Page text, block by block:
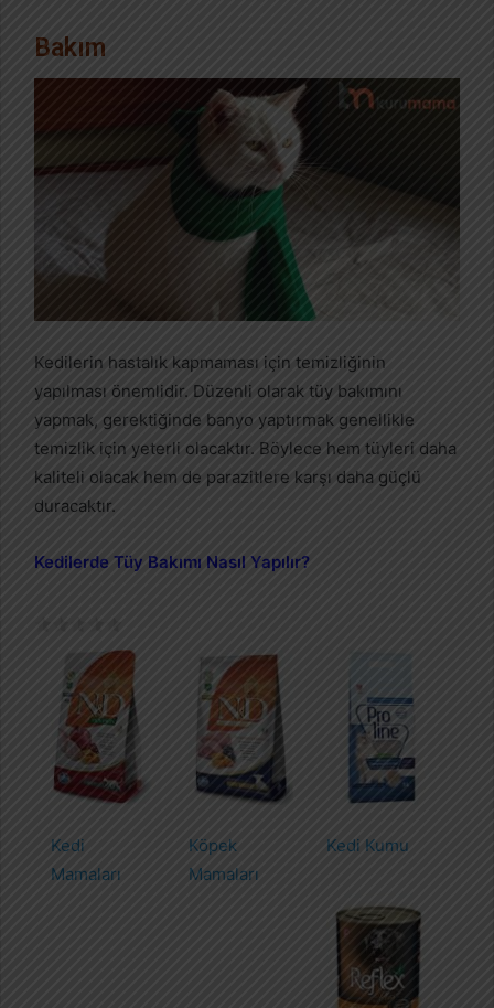
Bakım
Kedilerin hastalık kapmaması için temizliğinin
yapılması önemlidir. Düzenli olarak tüy bakımını
yapmak, gerektiğinde banyo yaptırmak genellikle
temizlik için yeterli olacaktır. Böylece hem tüyleri daha
kaliteli olacak hem de parazitlere karşı daha güçlü
duracaktır.
Kedilerde Tüy Bakımı Nasıl Yapılır?
Kedi
Mamaları
Köpek
Mamaları
Kedi Kumu